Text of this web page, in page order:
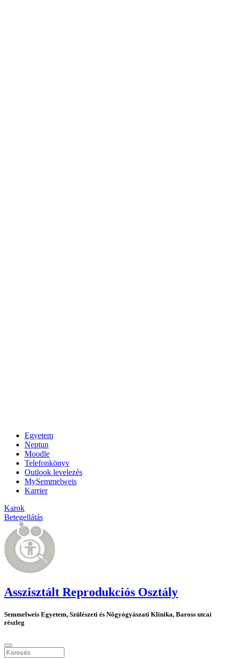
Egyetem
Neptun
Moodle
Telefonkönyv
Outlook levelezés
MySemmelweis
Karrier
Karok
Betegellátás
Asszisztált Reprodukciós Osztály
Semmelweis Egyetem, Szülészeti és Nőgyógyászati Klinika, Baross utcai
részleg